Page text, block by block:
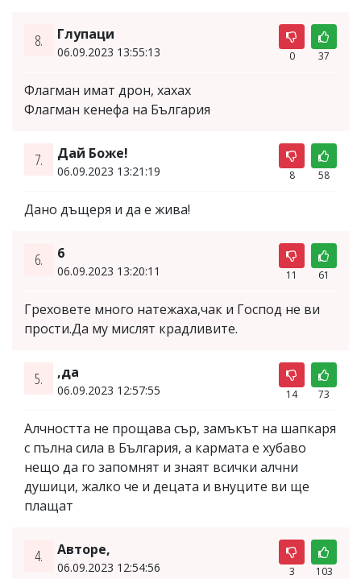
8. Глупаци
06.09.2023 13:55:13 0 37
Флагман имат дрон, хахах
Флагман кенефа на България
7. Дай Боже!
06.09.2023 13:21:19 8 58
Дано дъщеря и да е жива!
6. 6
06.09.2023 13:20:11 11 61
Греховете много натежаха,чак и Господ не ви
прости.Да му мислят крадливите.
5. ,да
06.09.2023 12:57:55 14 73
Алчността не прощава сър, замъкът на шапкаря
с пълна сила в България, а кармата е хубаво
нещо да го запомнят и знаят всички алчни
душици, жалко че и децата и внуците ви ще
плащат
4. Авторе,
06.09.2023 12:54:56 3 103